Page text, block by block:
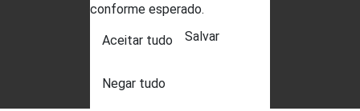
conforme esperado.
Aceitar tudo
Negar tudo
Salvar